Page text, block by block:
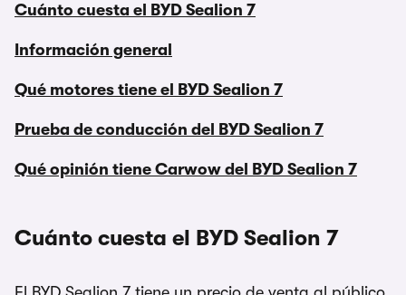
Cuánto cuesta el BYD Sealion 7
Información general
Qué motores tiene el BYD Sealion 7
Prueba de conducción del BYD Sealion 7
Qué opinión tiene Carwow del BYD Sealion 7
Cuánto cuesta el BYD Sealion 7